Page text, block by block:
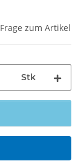
Frage zum Artikel
Stk